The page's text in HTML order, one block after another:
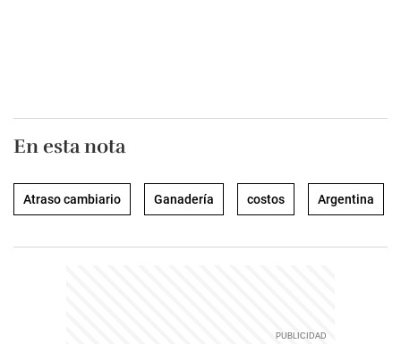
En esta nota
Atraso cambiario Ganadería costos Argentina